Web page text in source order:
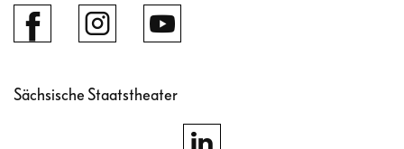
Sächsische Staatstheater